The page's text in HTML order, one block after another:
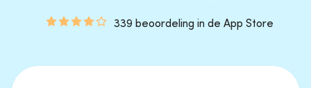
339 beoordeling in de App Store